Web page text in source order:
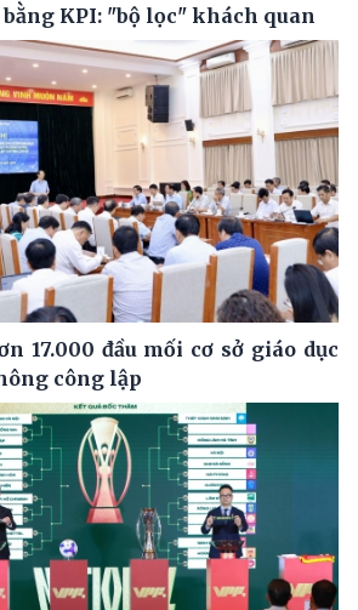
KPI: "bộ lọc" khách quan
17.000 đầu mối cơ sở giáo dục
công lập